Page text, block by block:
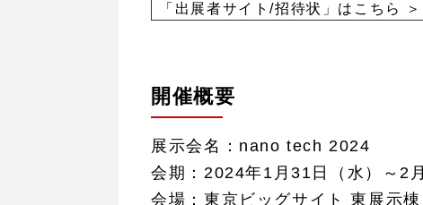
「出展者サイト/招待状」はこちら ＞
開催概要
展示会名：nano tech 2024
会期：2024年1月31日（水）～2
会場：東京ビッグサイト 東展示棟